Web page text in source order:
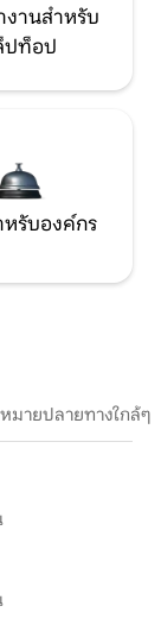
านสำหรับ
ปท็อป
รับองค์กร
มายปลายทางใกล้ๆ